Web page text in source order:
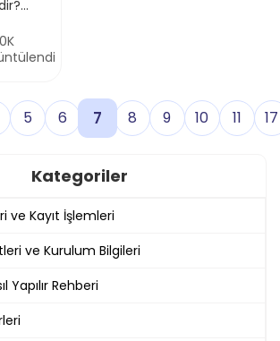
5 6 7 8 9 10 11 17
Kategoriler
ve Kayıt İşlemleri
ve Kurulum Bilgileri
Yapılır Rehberi